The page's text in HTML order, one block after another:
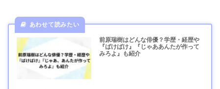
前原瑞樹はどんな俳優？学歴・経歴や
『ばけばけ』『じゃああんたが作って
みろよ』も紹介